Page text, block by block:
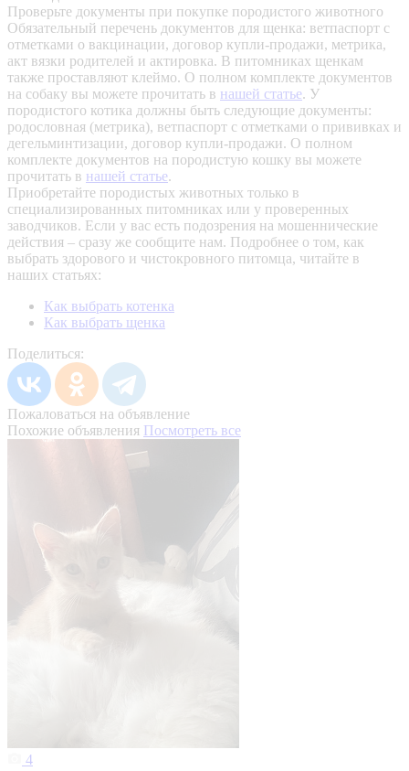
Проверьте документы при покупке породистого животного
Обязательный перечень документов для щенка: ветпаспорт с
отметками о вакцинации, договор купли-продажи, метрика,
акт вязки родителей и актировка. В питомниках щенкам
также проставляют клеймо. О полном комплекте документов
на собаку вы можете прочитать в нашей статье. У
породистого котика должны быть следующие документы:
родословная (метрика), ветпаспорт с отметками о прививках и
дегельминтизации, договор купли-продажи. О полном
комплекте документов на породистую кошку вы можете
прочитать в нашей статье.
Приобретайте породистых животных только в
специализированных питомниках или у проверенных
заводчиков. Если у вас есть подозрения на мошеннические
действия – сразу же сообщите нам. Подробнее о том, как
выбрать здорового и чистокровного питомца, читайте в
наших статьях:
Как выбрать котенка
Как выбрать щенка
Поделиться:
Пожаловаться на объявление
Похожие объявления Посмотреть все
4